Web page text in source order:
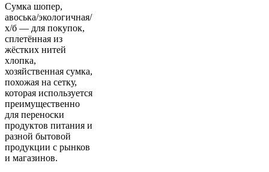
Сумка шопер,
авоська/экологичная/
х/б — для покупок,
сплетённая из
жёстких нитей
хлопка,
хозяйственная сумка,
похожая на сетку,
которая используется
преимущественно
для переноски
продуктов питания и
разной бытовой
продукции с рынков
и магазинов.